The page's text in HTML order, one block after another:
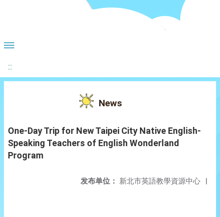
:::
News
One-Day Trip for New Taipei City Native English-
Speaking Teachers of English Wonderland
Program
发布单位： 新北市英語教學資源中心 |